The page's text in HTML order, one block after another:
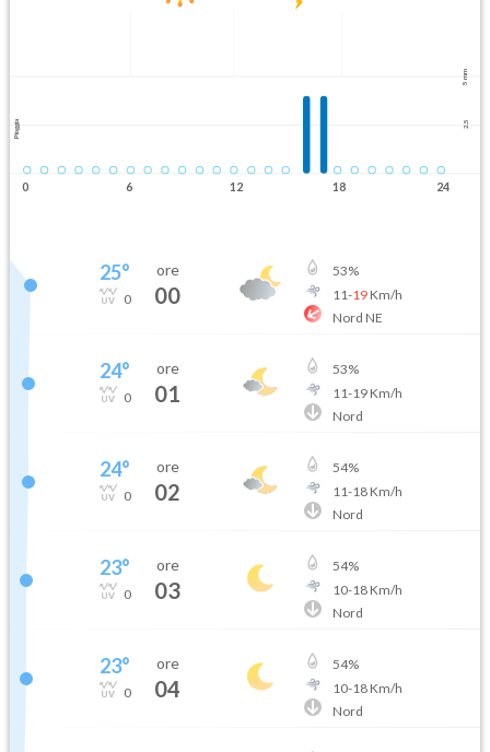
5 mm
2.5
Pioggia
0 6 12 18 24
25°
0
ore
00
53%
11-19Km/h
Nord NE
24°
0
ore
01
53%
11-19Km/h
Nord
24°
0
ore
02
54%
11-18Km/h
Nord
23°
0
ore
03
54%
10-18Km/h
Nord
23°
0
ore
04
54%
10-18Km/h
Nord